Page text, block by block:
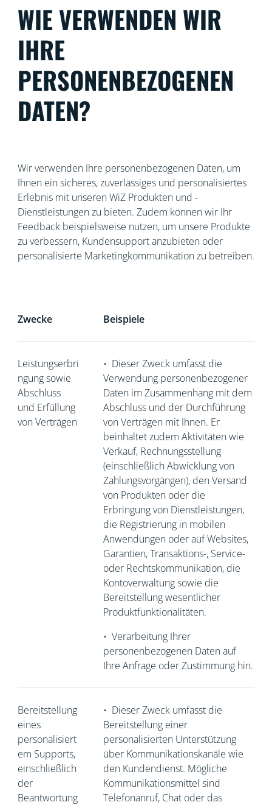
WIE VERWENDEN WIR
IHRE
PERSONENBEZOGENEN
DATEN?
Wir verwenden Ihre personenbezogenen Daten, um
Ihnen ein sicheres, zuverlässiges und personalisiertes
Erlebnis mit unseren WiZ Produkten und -
Dienstleistungen zu bieten. Zudem können wir Ihr
Feedback beispielsweise nutzen, um unsere Produkte
zu verbessern, Kundensupport anzubieten oder
personalisierte Marketingkommunikation zu betreiben.
Zwecke Beispiele
Leistungserbri
ngung sowie
Abschluss
und Erfüllung
von Verträgen
• Dieser Zweck umfasst die
Verwendung personenbezogener
Daten im Zusammenhang mit dem
Abschluss und der Durchführung
von Verträgen mit Ihnen. Er
beinhaltet zudem Aktivitäten wie
Verkauf, Rechnungsstellung
(einschließlich Abwicklung von
Zahlungsvorgängen), den Versand
von Produkten oder die
Erbringung von Dienstleistungen,
die Registrierung in mobilen
Anwendungen oder auf Websites,
Garantien, Transaktions-, Service-
oder Rechtskommunikation, die
Kontoverwaltung sowie die
Bereitstellung wesentlicher
Produktfunktionalitäten.
• Verarbeitung Ihrer
personenbezogenen Daten auf
Ihre Anfrage oder Zustimmung hin.
Bereitstellung
eines
personalisiert
em Supports,
einschließlich
der
Beantwortung
• Dieser Zweck umfasst die
Bereitstellung einer
personalisierten Unterstützung
über Kommunikationskanäle wie
den Kundendienst. Mögliche
Kommunikationsmittel sind
Telefonanruf, Chat oder das